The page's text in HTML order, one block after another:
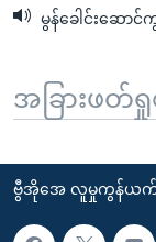
မွန်ခေါင်းဆော
အခြားဖတ်ရှု
ဗွီအိုအေ လူမှုကွန်ယက်မ